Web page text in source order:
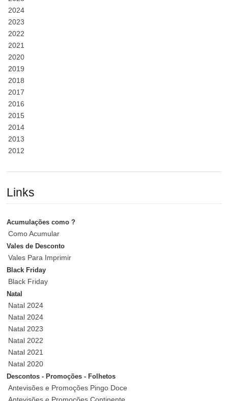
2024
2023
2022
2021
2020
2019
2018
2017
2016
2015
2014
2013
2012
Links
Acumulações como ?
Como Acumular
Vales de Desconto
Vales Para Imprimir
Black Friday
Black Friday
Natal
Natal 2024
Natal 2024
Natal 2023
Natal 2022
Natal 2021
Natal 2020
Descontos - Promoções - Folhetos
Antevisões e Promoções Pingo Doce